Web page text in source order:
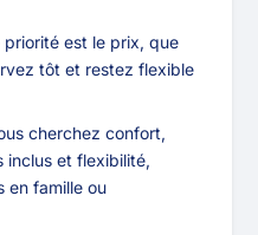
priorité est le prix, que
tôt et restez flexible
cherchez confort,
inclus et flexibilité,
en famille ou